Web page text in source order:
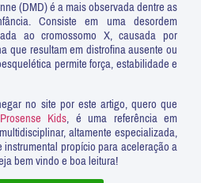
(DMD) é a mais observada dentre as
Consiste em uma desordem
ao cromossomo X, causada por
que resultam em distrofina ausente ou
permite força, estabilidade e
no site por este artigo, quero que
Kids, é uma referência em
altamente especializada,
propício para aceleração a
bem vindo e boa leitura!